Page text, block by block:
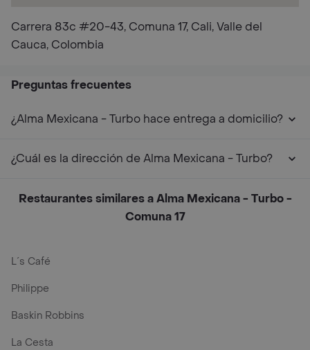
Carrera 83c #20-43, Comuna 17, Cali, Valle del
Cauca, Colombia
Preguntas frecuentes
¿Alma Mexicana - Turbo hace entrega a domicilio?
¿Cuál es la dirección de Alma Mexicana - Turbo?
Restaurantes similares a Alma Mexicana - Turbo -
Comuna 17
L´s Café
Philippe
Baskin Robbins
La Cesta